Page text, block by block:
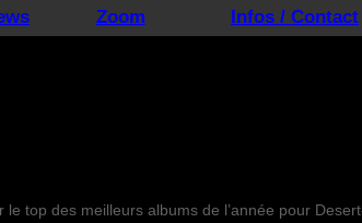
Zoom Infos / Contact
top des meilleurs albums de l’année pour